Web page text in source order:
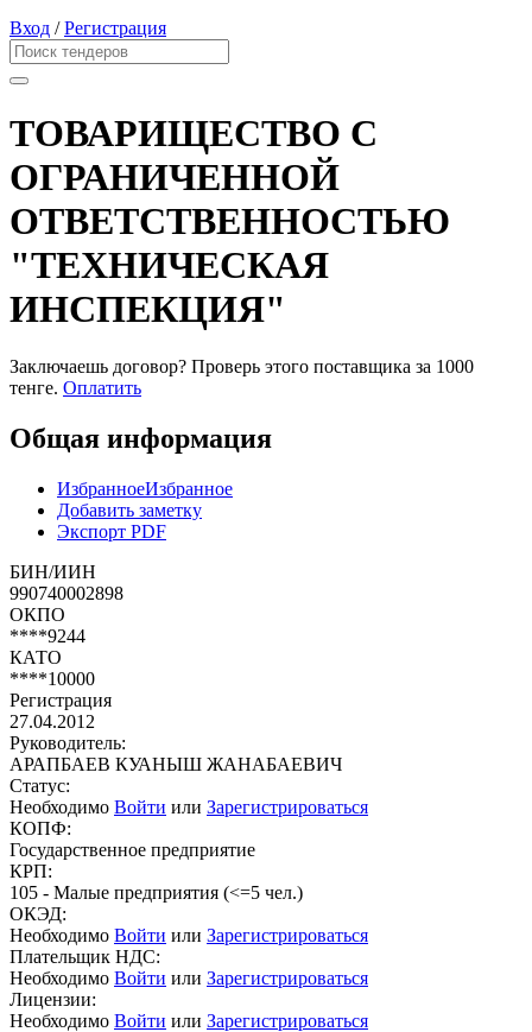
Вход /Регистрация
ТОВАРИЩЕСТВО С
ОГРАНИЧЕННОЙ
ОТВЕТСТВЕННОСТЬЮ
"ТЕХНИЧЕСКАЯ
ИНСПЕКЦИЯ"
Заключаешь договор? Проверь этого поставщика за 1000
тенге. Оплатить
Общая информация
ИзбранноеИзбранное
Добавить заметку
Экспорт PDF
БИН/ИИН
990740002898
ОКПО
****9244
КАТО
****10000
Регистрация
27.04.2012
Руководитель:
АРАПБАЕВ КУАНЫШ ЖАНАБАЕВИЧ
Статус:
Необходимо Войти или Зарегистрироваться
КОПФ:
Государственное предприятие
КРП:
105 - Малые предприятия (<=5 чел.)
ОКЭД:
Необходимо Войти или Зарегистрироваться
Плательщик НДС:
Необходимо Войти или Зарегистрироваться
Лицензии:
Необходимо Войти или Зарегистрироваться